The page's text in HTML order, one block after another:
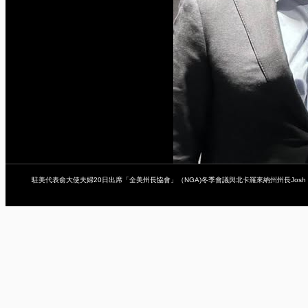
駐美代表俞大使夫婦20日出席「全美州長協會」（NGA)冬季會議與北卡羅來納州州長